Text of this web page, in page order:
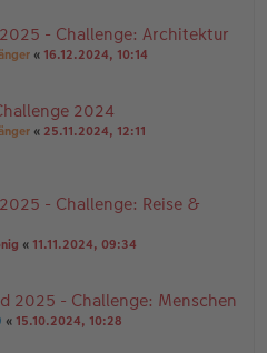
- Challenge: Architektur
« 16.12.2024, 10:14
2024
« 25.11.2024, 12:11
- Challenge: Reise &
« 11.11.2024, 09:34
2025 - Challenge: Menschen
« 15.10.2024, 10:28